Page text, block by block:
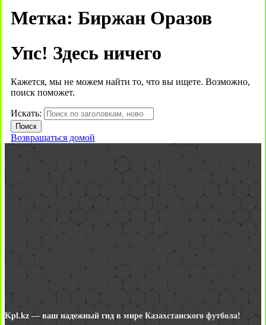
Метка: Биржан Оразов
Упс! Здесь ничего
Кажется, мы не можем найти то, что вы ищете. Возможно,
поиск поможет.
Искать:
Возвращаться домой
Kpl.kz — ваш надежный гид в мире Казахстанского футбола!